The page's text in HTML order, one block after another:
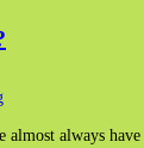
always